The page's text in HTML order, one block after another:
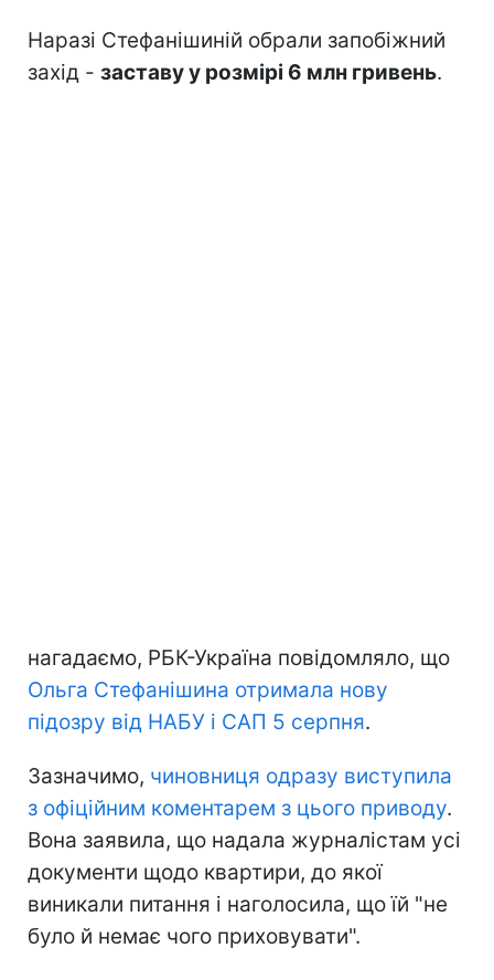
Наразі Стефанішиній обрали запобіжний
захід - заставу у розмірі 6 млн гривень.
нагадаємо, РБК-Україна повідомляло, що
Ольга Стефанішина отримала нову
підозру від НАБУ і САП 5 серпня.
Зазначимо, чиновниця одразу виступила
з офіційним коментарем з цього приводу.
Вона заявила, що надала журналістам усі
документи щодо квартири, до якої
виникали питання і наголосила, що їй "не
було й немає чого приховувати".